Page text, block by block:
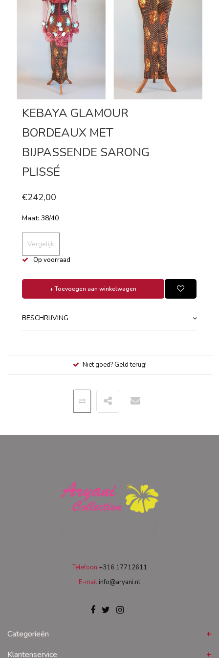
KEBAYA GLAMOUR
BORDEAUX MET
BIJPASSENDE SARONG
PLISSÉ
€242,00
Maat: 38/40
Vergelijk
Op voorraad
+ Toevoegen aan winkelwagen
BESCHRIJVING
Niet goed? Geld terug!
Telefoon +316 17712611
E-mail info@aryani.nl
Categorieën
Klantenservice